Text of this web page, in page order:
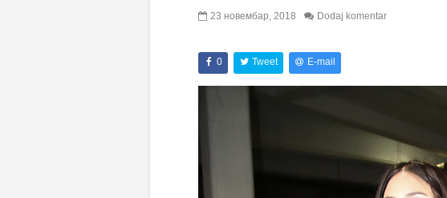
23 новембар, 2018 Dodaj komentar
0 Tweet E-mail